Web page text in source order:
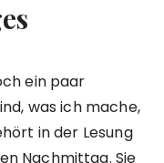
ein paar
was ich mache,
in der Lesung
Nachmittag. Sie